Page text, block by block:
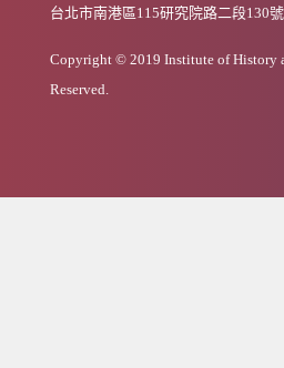
台北市南港區115研究院路二段130號
Copyright © 2019 Institute of History
Reserved.